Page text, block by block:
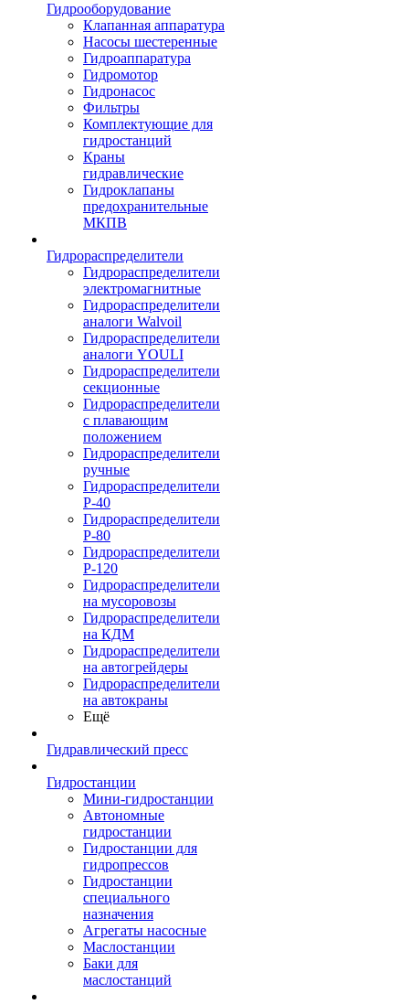
Гидрооборудование
Клапанная аппаратура
Насосы шестеренные
Гидроаппаратура
Гидромотор
Гидронасос
Фильтры
Комплектующие для
гидростанций
Краны
гидравлические
Гидроклапаны
предохранительные
МКПВ
Гидрораспределители
Гидрораспределители
электромагнитные
Гидрораспределители
аналоги Walvoil
Гидрораспределители
аналоги YOULI
Гидрораспределители
секционные
Гидрораспределители
с плавающим
положением
Гидрораспределители
ручные
Гидрораспределители
Р-40
Гидрораспределители
Р-80
Гидрораспределители
Р-120
Гидрораспределители
на мусоровозы
Гидрораспределители
на КДМ
Гидрораспределители
на автогрейдеры
Гидрораспределители
на автокраны
Ещё
Гидравлический пресс
Гидростанции
Мини-гидростанции
Автономные
гидростанции
Гидростанции для
гидропрессов
Гидростанции
специального
назначения
Агрегаты насосные
Маслостанции
Баки для
маслостанций